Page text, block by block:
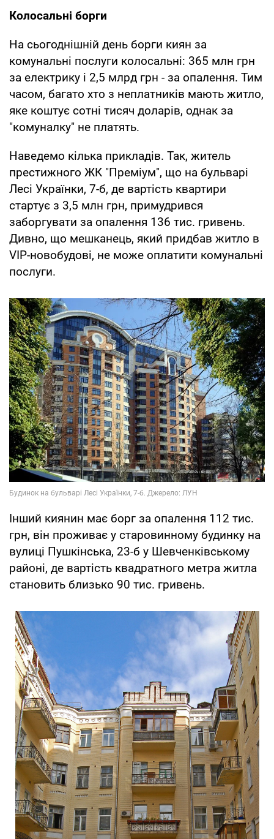
Колосальні борги
На сьогоднішній день борги киян за
комунальні послуги колосальні: 365 млн грн
за електрику і 2,5 млрд грн - за опалення. Тим
часом, багато хто з неплатників мають житло,
яке коштує сотні тисяч доларів, однак за
"комуналку" не платять.
Наведемо кілька прикладів. Так, житель
престижного ЖК "Преміум", що на бульварі
Лесі Українки, 7-б, де вартість квартири
стартує з 3,5 млн грн, примудрився
заборгувати за опалення 136 тис. гривень.
Дивно, що мешканець, який придбав житло в
VIP-новобудові, не може оплатити комунальні
послуги.
Інший киянин має борг за опалення 112 тис.
грн, він проживає у старовинному будинку на
вулиці Пушкінська, 23-б у Шевченківському
районі, де вартість квадратного метра житла
становить близько 90 тис. гривень.